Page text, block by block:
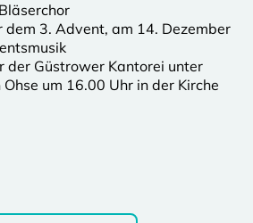
dem 3. Advent, am 14. Dezember
der Güstrower Kantorei unter
um 16.00 Uhr in der Kirche